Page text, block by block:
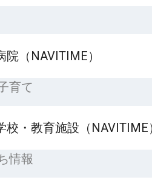
院（NAVITIME）
育て
校・教育施設（NAVITIME
情報